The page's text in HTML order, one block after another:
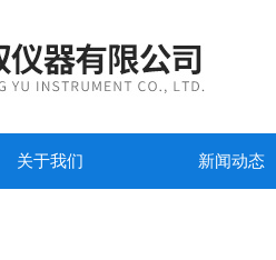
关于我们 新闻动态